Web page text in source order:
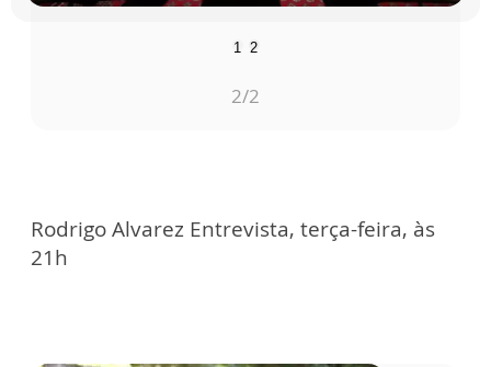
1 2
2/2
Rodrigo Alvarez Entrevista, terça-feira, às
21h